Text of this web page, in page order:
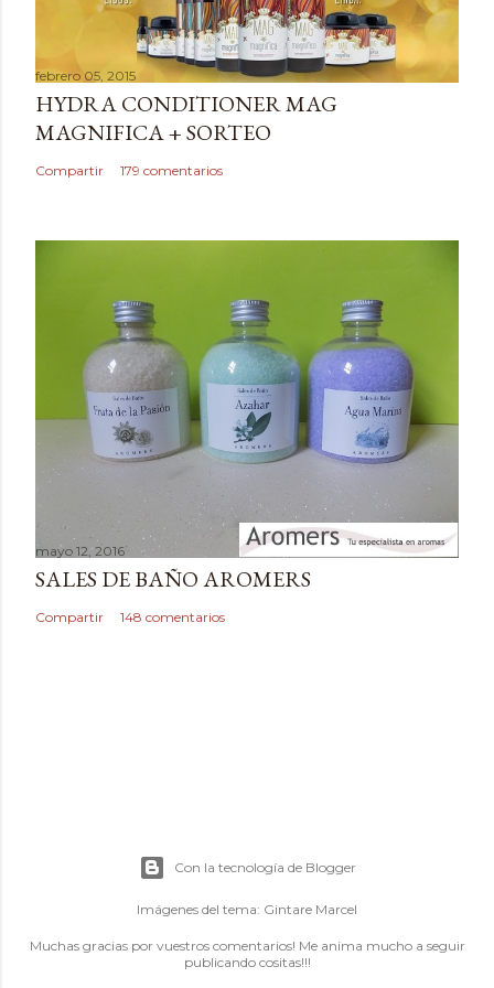
a
r
u
n
c
o
febrero 05, 2015
HYDRA CONDITIONER MAG
MAGNIFICA + SORTEO
Compartir 179 comentarios
mayo 12, 2016
SALES DE BAÑO AROMERS
Compartir 148 comentarios
Con la tecnología de Blogger
Imágenes del tema: Gintare Marcel
Muchas gracias por vuestros comentarios! Me anima mucho a seguir
publicando cositas!!!